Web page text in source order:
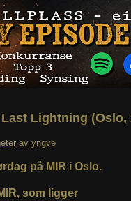
Lightning (Oslo,
av yngve
på MIR i Oslo.
som ligger